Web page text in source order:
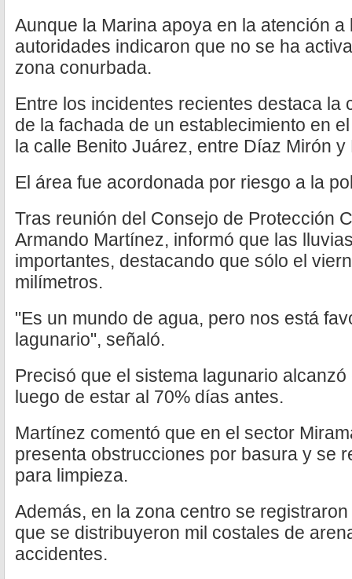
Aunque la Marina apoya en la atención
autoridades indicaron que no se ha
zona conurbada.
Entre los incidentes recientes destaca la
de la fachada de un establecimiento en
la calle Benito Juárez, entre Díaz Mirón
El área fue acordonada por riesgo a la
Tras reunión del Consejo de Protección
Armando Martínez, informó que las
importantes, destacando que sólo el
milímetros.
"Es un mundo de agua, pero nos está
lagunario", señaló.
Precisó que el sistema lagunario
luego de estar al 70% días antes.
Martínez comentó que en el sector
presenta obstrucciones por basura y se
para limpieza.
Además, en la zona centro se
que se distribuyeron mil costales de
accidentes.